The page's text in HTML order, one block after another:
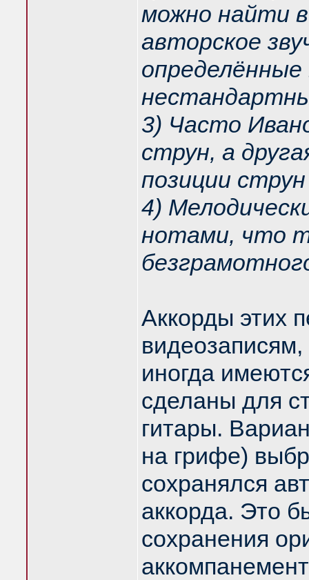
можно найти
авторское
3) Часто
струн, а
позиции
4)
нотами, что
Аккорды этих
видеозаписям,
иногда
сделаны для
гитары.
на грифе)
сохранялся
аккорда. Это
сохранения